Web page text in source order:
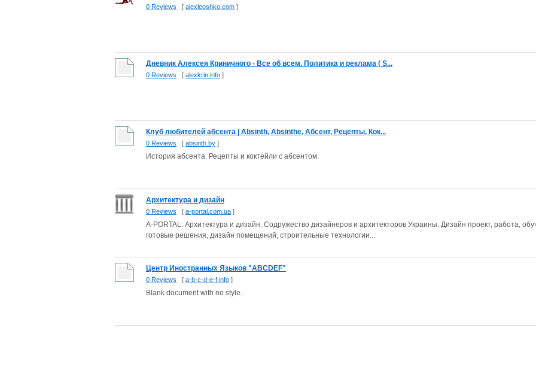
0 Reviews [ alexleoshko.com ]
Дневник Алексея Криничного - Все об всем. Политика и реклама ( S...
0 Reviews [ alexkrin.info ]
Клуб любителей абсента | Absinth, Absinthe, Абсент, Рецепты, Кок...
0 Reviews [ absinth.by ]
История абсента. Рецепты и коктейли с абсентом.
Архитектура и дизайн
0 Reviews [ a-portal.com.ua ]
А-PORTAL: Архитектура и дизайн. Содружество дизайнеров и архитекторов Украины. Дизайн проект, работа,
готовые решения, дизайн помещений, строительные технологии...
Центр Иностранных Языков "ABCDEF"
0 Reviews [ a-b-c-d-e-f.info ]
Blank document with no style.